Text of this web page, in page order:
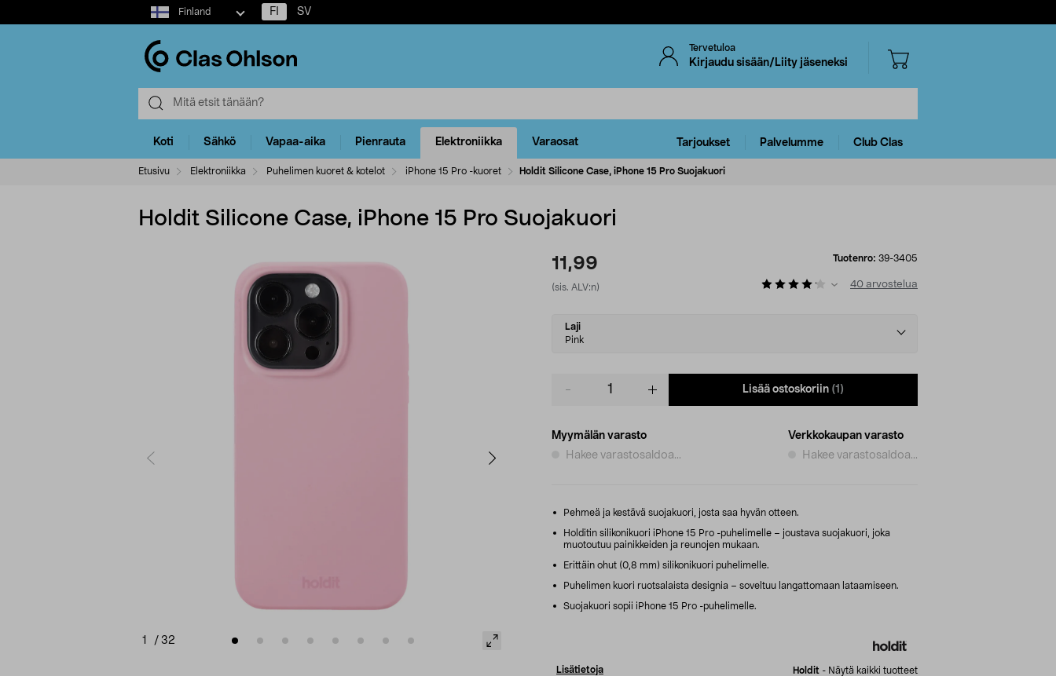
Select
market
Finland FI SV
Tervetuloa
Kirjaudu sisään/Liity jäseneksi
Koti Sähkö Vapaa-aika Pienrauta Elektroniikka Varaosat Tarjoukset Palvelumme Club Clas
Etusivu Elektroniikka Puhelimen kuoret & kotelot iPhone 15 Pro -kuoret Holdit Silicone Case, iPhone 15 Pro Suojakuori
Holdit Silicone Case, iPhone 15 Pro Suojakuori
1 / 32
11,99
(sis. ALV:n)
Tuotenro: 39-3405
40 arvostelua
Select
variant
Laji
Pink
Lisää ostoskoriin (1)
Myymälän varasto
Hakee varastosaldoa...
Verkkokaupan varasto
Hakee varastosaldoa...
Pehmeä ja kestävä suojakuori, josta saa hyvän otteen.
Holditin silikonikuori iPhone 15 Pro -puhelimelle – joustava suojakuori, joka
muotoutuu painikkeiden ja reunojen mukaan.
Erittäin ohut (0,8 mm) silikonikuori puhelimelle.
Puhelimen kuori ruotsalaista designia – soveltuu langattomaan lataamiseen.
Suojakuori sopii iPhone 15 Pro -puhelimelle.
Lisätietoja Holdit - Näytä kaikki tuotteet